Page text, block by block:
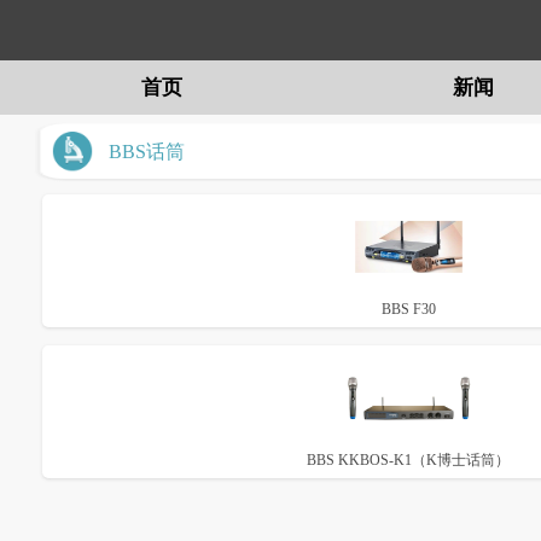
首页 新闻
留言
BBS话筒
BBS F30
BBS KKBOS-K1（K博士话筒）